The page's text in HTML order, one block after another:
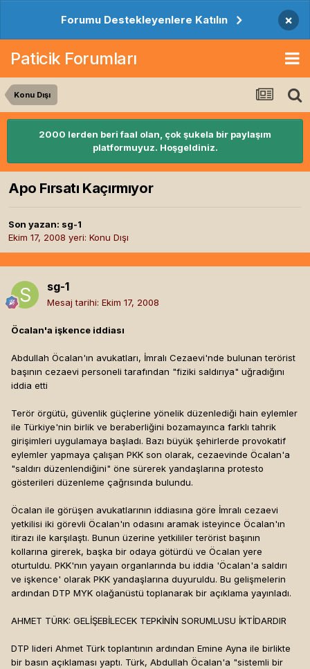
Forumu Destekleyenlere Katılın ×
Paticik Forumları
Konu Dışı
2000 lerden beri faal olan, çok şukela bir paylaşım
platformuyuz. Hoşgeldiniz.
Apo Fırsatı Kaçırmıyor
Son yazan: sg-1
Ekim 17, 2008 yeri: Konu Dışı
sg-1
Mesaj tarihi: Ekim 17, 2008
Öcalan'a işkence iddiası
Abdullah Öcalan'ın avukatları, İmralı Cezaevi'nde bulunan terörist
başının cezaevi personeli tarafından "fiziki saldırıya" uğradığını
iddia etti
Terör örgütü, güvenlik güçlerine yönelik düzenlediği hain eylemler
ile Türkiye'nin birlik ve beraberliğini bozamayınca farklı tahrik
girişimleri uygulamaya başladı. Bazı büyük şehirlerde provokatif
eylemler yapmaya çalışan PKK son olarak, cezaevinde Öcalan'a
"saldırı düzenlendiğini" öne sürerek yandaşlarına protesto
gösterileri düzenleme çağrısında bulundu.
Öcalan ile görüşen avukatlarının iddiasına göre İmralı cezaevi
yetkilisi iki görevli Öcalan'ın odasını aramak isteyince Öcalan'ın
itirazı ile karşılaştı. Bunun üzerine yetkililer terörist başının
kollarına girerek, başka bir odaya götürdü ve Öcalan yere
oturtuldu. PKK'nın yayaın organlarında bu iddia 'Öcalan'a saldırı
ve işkence' olarak PKK yandaşlarına duyuruldu. Bu gelişmelerin
ardından DTP MYK olağanüstü toplanarak bir açıklama yayınladı.
AHMET TÜRK: GELİŞEBİLECEK TEPKİNİN SORUMLUSU İKTİDARDIR
DTP lideri Ahmet Türk toplantının ardından Emine Ayna ile birlikte
bir basın açıklaması yaptı. Türk, Abdullah Öcalan'a "sistemli bir